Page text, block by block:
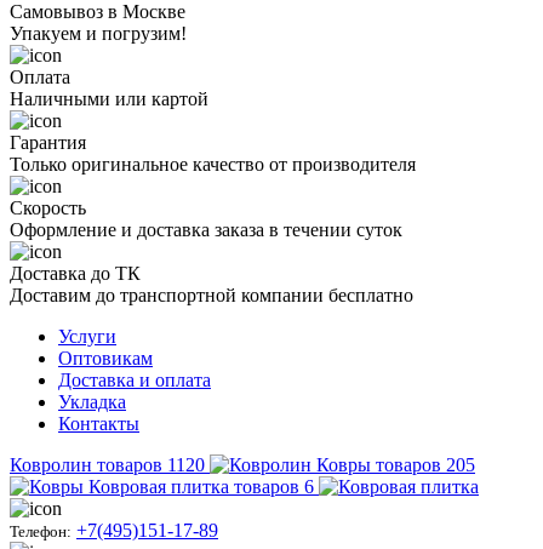
Самовывоз в Москве
Упакуем и погрузим!
Оплата
Наличными или картой
Гарантия
Только оригинальное качество от производителя
Скорость
Оформление и доставка заказа в течении суток
Доставка до ТК
Доставим до транспортной компании бесплатно
Услуги
Оптовикам
Доставка и оплата
Укладка
Контакты
Ковролин товаров 1120 Ковры товаров 205
Ковровая плитка товаров 6
Телефон: +7(495)151-17-89